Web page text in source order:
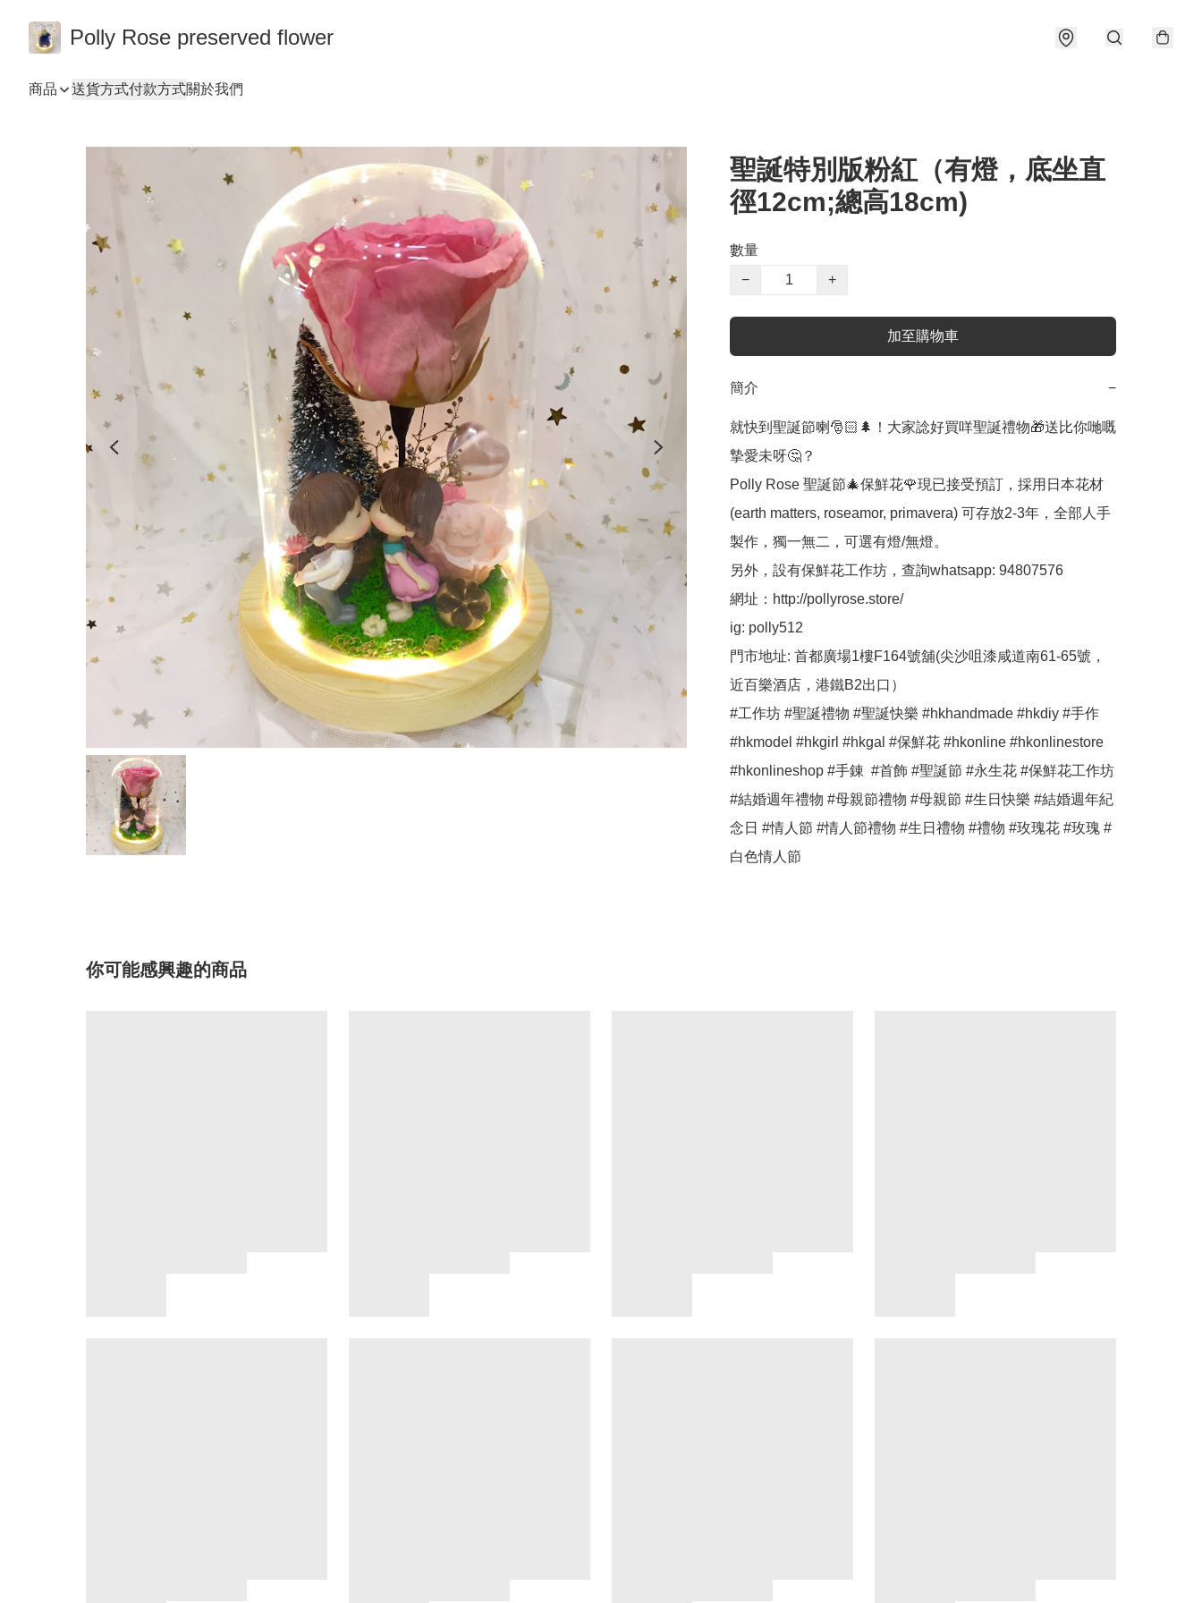
Polly Rose preserved flower
商品 送貨方式付款方式關於我們
聖誕特別版粉紅（有燈，底坐直
徑12cm;總高18cm)
數量
−
+
加至購物車
簡介 −
就快到聖誕節喇🎅🏻🌲！大家諗好買咩聖誕禮物🎁送比你哋嘅
摯愛未呀🤔？
Polly Rose 聖誕節🎄保鮮花🌹現已接受預訂，採用日本花材
(earth matters, roseamor, primavera) 可存放2-3年，全部人手
製作，獨一無二，可選有燈/無燈。
另外，設有保鮮花工作坊，查詢whatsapp: 94807576
網址：http://pollyrose.store/
ig: polly512
門市地址: 首都廣場1樓F164號舖(尖沙咀漆咸道南61-65號，
近百樂酒店，港鐵B2出口）
#工作坊 #聖誕禮物 #聖誕快樂 #hkhandmade #hkdiy #手作
#hkmodel #hkgirl #hkgal #保鮮花 #hkonline #hkonlinestore
#hkonlineshop #手錬  #首飾 #聖誕節 #永生花 #保鮮花工作坊
#結婚週年禮物 #母親節禮物 #母親節 #生日快樂 #結婚週年紀
念日 #情人節 #情人節禮物 #生日禮物 #禮物 #玫瑰花 #玫瑰 #
白色情人節
你可能感興趣的商品